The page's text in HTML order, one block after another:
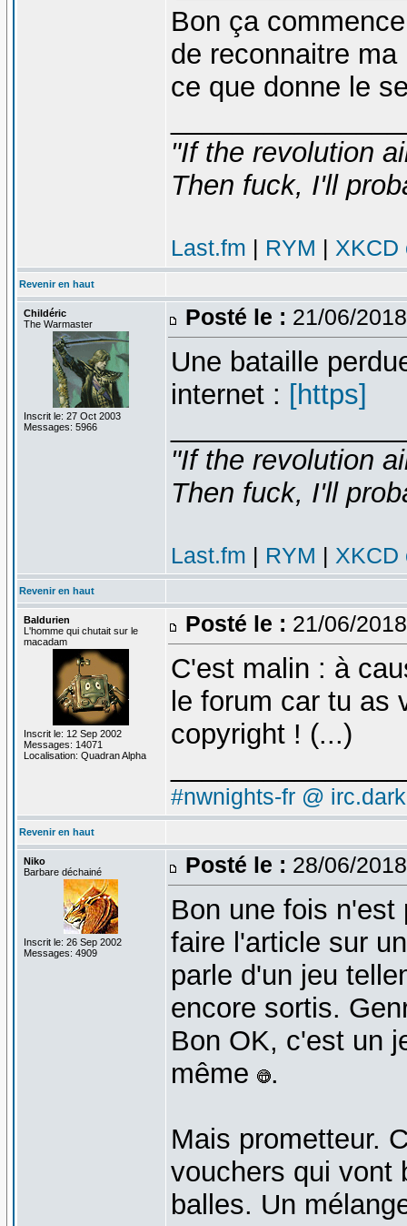
Bon ça
de reconnaitre
ce que donne le
"If the revolution
Then fuck, I'll
Last.fm | RYM | XKCD
Revenir en haut
Childéric
The Warmaster
Inscrit le: 27 Oct 2003
Messages: 5966
Posté le : 21/06/
Une bataille
internet : [https]
"If the revolution
Then fuck, I'll
Last.fm | RYM | XKCD
Revenir en haut
Baldurien
L'homme qui chutait sur le
macadam
Inscrit le: 12 Sep 2002
Messages: 14071
Localisation: Quadran Alpha
Posté le : 21/06/
C'est malin : à
le forum car tu as
copyright ! (...)
#nwnights-fr @
Revenir en haut
Niko
Barbare déchainé
Inscrit le: 26 Sep 2002
Messages: 4909
Posté le : 28/06/
Bon une fois
faire l'article sur
parle d'un jeu
encore sortis.
Bon OK, c'est un
même
.
Mais prometteur.
vouchers qui vont
balles. Un